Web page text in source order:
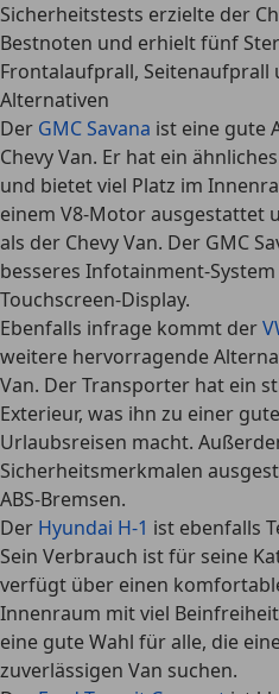
Sicherheitstests erzielte der
Bestnoten und erhieltfünf
Frontalaufprall, Seitenaufprall
Alternativen
Der GMC Savana ist eine gute
Chevy Van. Er hat ein
und bietet viel Platz im
einem V8-Motor ausgestattet
als der Chevy Van. Der GMC
besseres Infotainment-
Touchscreen-Display.
Ebenfalls infrage kommt der
weitere hervorragende
Van. Der Transporter hat ein
Exterieur, was ihn zu einer
Urlaubsreisen macht.
Sicherheitsmerkmalen
ABS-Bremsen.
Der Hyundai H-1 ist ebenfalls
Sein Verbrauch ist für seine
verfügt über einen
Innenraum mit viel
eine gute Wahl für alle, die
zuverlässigen Van suchen.